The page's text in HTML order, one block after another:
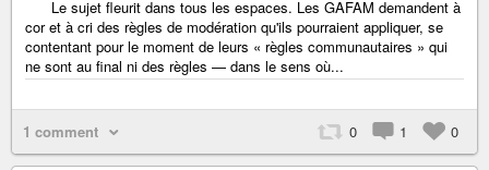
Le sujet fleurit dans tous les espaces. Les GAFAM demandent à
cor et à cri des règles de modération qu'ils pourraient appliquer, se
contentant pour le moment de leurs « règles communautaires » qui
ne sont au final ni des règles — dans le sens où...
1 comment 0 1 0